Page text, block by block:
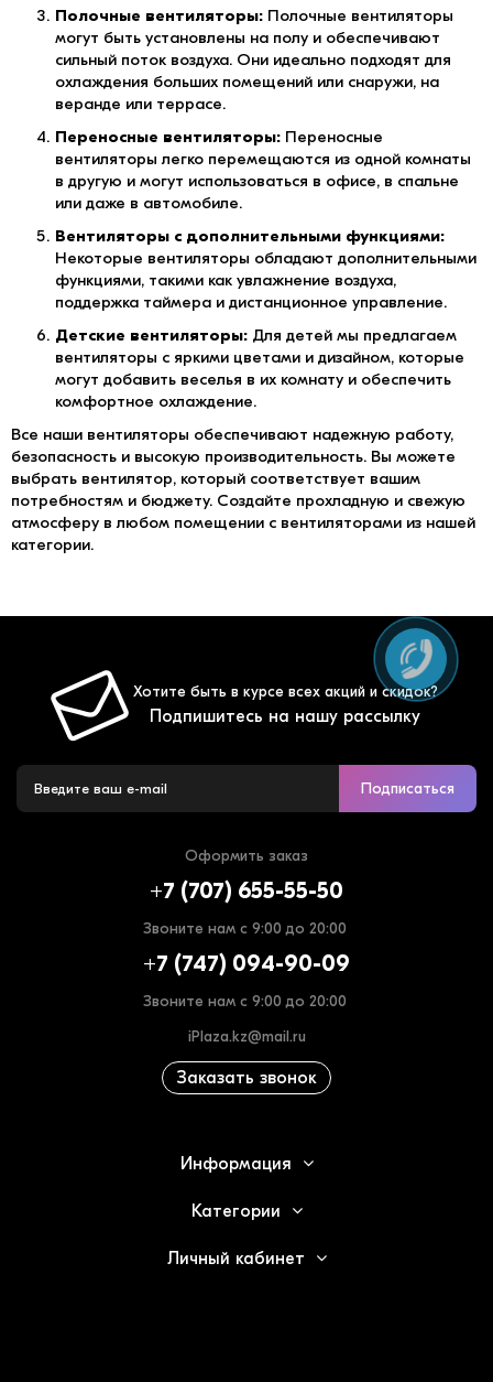
Полочные вентиляторы: Полочные вентиляторы
могут быть установлены на полу и обеспечивают
сильный поток воздуха. Они идеально подходят для
охлаждения больших помещений или снаружи, на
веранде или террасе.
Переносные вентиляторы: Переносные
вентиляторы легко перемещаются из одной комнаты
в другую и могут использоваться в офисе, в спальне
или даже в автомобиле.
Вентиляторы с дополнительными функциями:
Некоторые вентиляторы обладают дополнительными
функциями, такими как увлажнение воздуха,
поддержка таймера и дистанционное управление.
Детские вентиляторы: Для детей мы предлагаем
вентиляторы с яркими цветами и дизайном, которые
могут добавить веселья в их комнату и обеспечить
комфортное охлаждение.
Все наши вентиляторы обеспечивают надежную работу,
безопасность и высокую производительность. Вы можете
выбрать вентилятор, который соответствует вашим
потребностям и бюджету. Создайте прохладную и свежую
атмосферу в любом помещении с вентиляторами из нашей
категории.
Хотите быть в курсе всех акций и скидок?
Подпишитесь на нашу рассылку
Подписаться
Оформить заказ
+7 (707) 655-55-50
Звоните нам с 9:00 до 20:00
+7 (747) 094-90-09
Звоните нам с 9:00 до 20:00
iPlaza.kz@mail.ru
Заказать звонок
Информация
Категории
Личный кабинет